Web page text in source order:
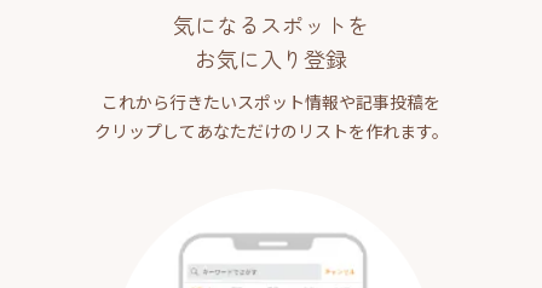
気になるスポットを
お気に入り登録
これから行きたいスポット情報や記事投稿を
クリップしてあなただけのリストを作れます。